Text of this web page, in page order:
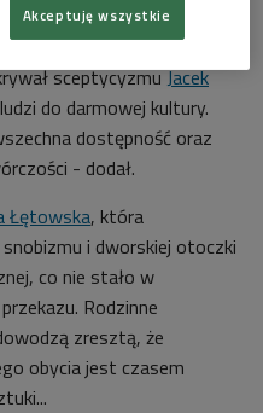
miejscowościach czy
to przedsięwzięcia
sceptycyzmuJacek
do darmowej kultury.
dostępność oraz
- dodał.
Łętowska, która
i dworskiej otoczki
co nie stało w
Rodzinne
zresztą, że
obycia jest czasem
Akceptuję wszystkie